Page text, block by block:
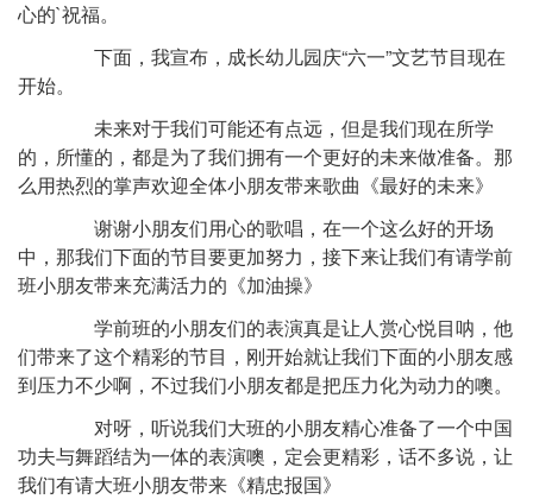
心的`祝福。
下面，我宣布，成长幼儿园庆“六一”文艺节目现在
开始。
未来对于我们可能还有点远，但是我们现在所学
的，所懂的，都是为了我们拥有一个更好的未来做准备。那
么用热烈的掌声欢迎全体小朋友带来歌曲《最好的未来》
谢谢小朋友们用心的歌唱，在一个这么好的开场
中，那我们下面的节目要更加努力，接下来让我们有请学前
班小朋友带来充满活力的《加油操》
学前班的小朋友们的表演真是让人赏心悦目呐，他
们带来了这个精彩的节目，刚开始就让我们下面的小朋友感
到压力不少啊，不过我们小朋友都是把压力化为动力的噢。
对呀，听说我们大班的小朋友精心准备了一个中国
功夫与舞蹈结为一体的表演噢，定会更精彩，话不多说，让
我们有请大班小朋友带来《精忠报国》